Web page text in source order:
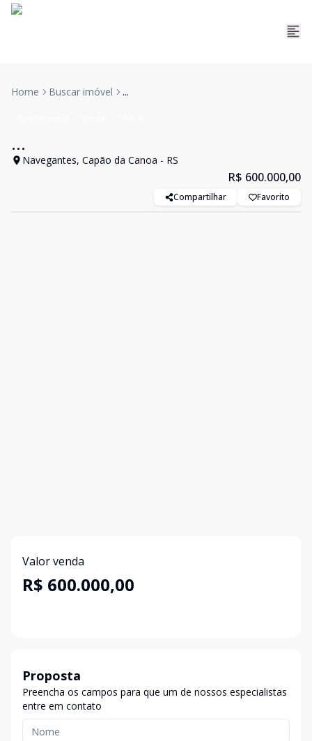
Home Buscar imóvel ...
...
Navegantes, Capão da Canoa - RS
R$ 600.000,00
Compartilhar Favorito
Valor venda
R$ 600.000,00
Proposta
Preencha os campos para que um de nossos especialistas
entre em contato